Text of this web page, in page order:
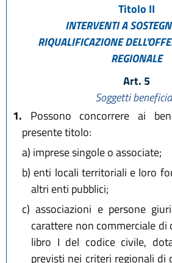
Titolo II
INTERVENTI A
RIQUALIFICAZIONE
REGIONALE
Art. 5
Soggetti
1. Possono concorrere ai
presente titolo:
a) imprese singole o associate;
b) enti locali territoriali e loro
altri enti pubblici;
c) associazioni e persone
carattere non commerciale di
libro I del codice civile,
previsti nei criteri regionali di